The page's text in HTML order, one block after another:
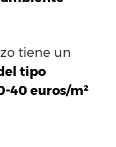
tiene un
tipo
40 euros/m²